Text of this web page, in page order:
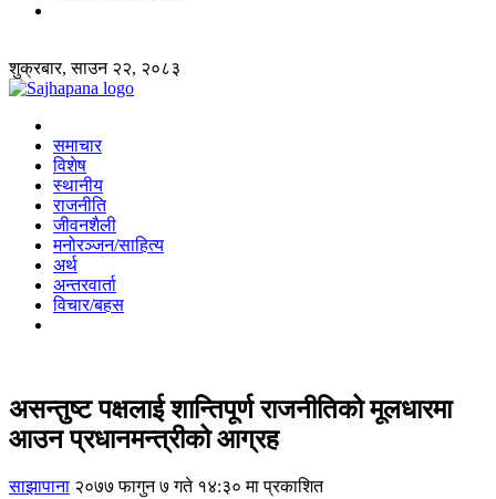
शुक्रबार, साउन २२, २०८३
समाचार
विशेष
स्थानीय
राजनीति
जीवनशैली
मनोरञ्जन/साहित्य
अर्थ
अन्तरवार्ता
विचार/बहस
असन्तुष्ट पक्षलाई शान्तिपूर्ण राजनीतिको मूलधारमा
आउन प्रधानमन्त्रीको आग्रह
साझापाना २०७७ फागुन ७ गते १४:३० मा प्रकाशित